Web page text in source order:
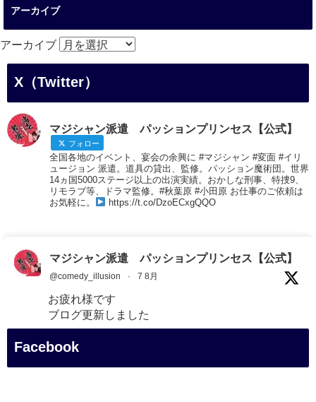
アーカイブ
アーカイブ
X（Twitter）
マジシャン派遣 パッションプリンセス【公式】
フォロー
全国各地のイベント、宴会の余興に #マジシャン #変面 #イリ
ュージョン 派遣。道具の貸出、監修。パッション魔術団。世界
14ヵ国5000ステージ以上の出演実績。おかしな刑事、特捜9、
リモラブ等、ドラマ監修。#秋葉原 #小田原 お仕事のご依頼は
お気軽に。
https://t.co/DzoECxgQQO
マジシャン派遣 パッションプリンセス【公式】
@comedy_illusion · 7 8月
お疲れ様です
ブログ更新しました
「マジシャン和歌山旅 白浜町・円月島」
Facebook